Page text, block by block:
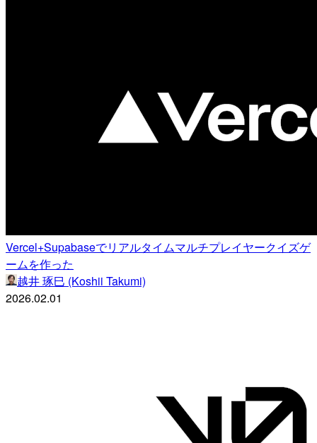
Vercel+Supabaseでリアルタイムマルチプレイヤークイズゲ
ームを作った
越井 琢巳 (Koshii Takumi)
2026.02.01